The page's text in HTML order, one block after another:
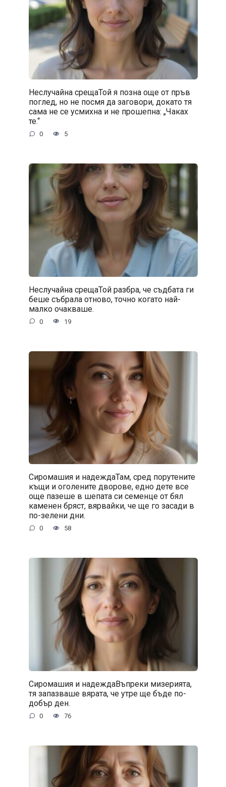
Неслучайна срещаТой я позна още от пръв
поглед, но не посмя да заговори, докато тя
сама не се усмихна и не прошепна: „Чаках
те.“
0 5
Неслучайна срещаТой разбра, че съдбата ги
беше събрала отново, точно когато най-
малко очакваше.
0 19
Сиромашия и надеждаТам, сред порутените
къщи и оголените дворове, едно дете все
още пазеше в шепата си семенце от бял
каменен бряст, вярвайки, че ще го засади в
по-зелени дни.
0 58
Сиромашия и надеждаВъпреки мизерията,
тя запазваше вярата, че утре ще бъде по-
добър ден.
0 76